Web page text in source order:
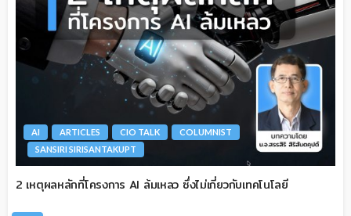
AI ARTICLES CIO TALK
COLUMNIST
SANSIRI SIRISANTAKUPT
2 เหตุผลหลักที่โครงการ AI ล้มเหลว ซึ่งไม่เกี่ยวกับเทคโนโลยี